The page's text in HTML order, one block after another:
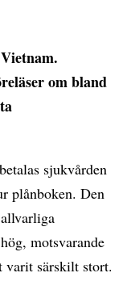
om bland
sjukvården
plånboken. Den
motsvarande
varit särskilt stort.